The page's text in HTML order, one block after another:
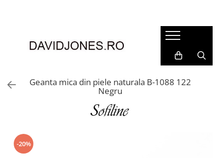
Accesorii
Genti din piele
Incaltaminte
Cizme si botine
Geanta mica din piele naturala B-1088 122
Negru
-20%